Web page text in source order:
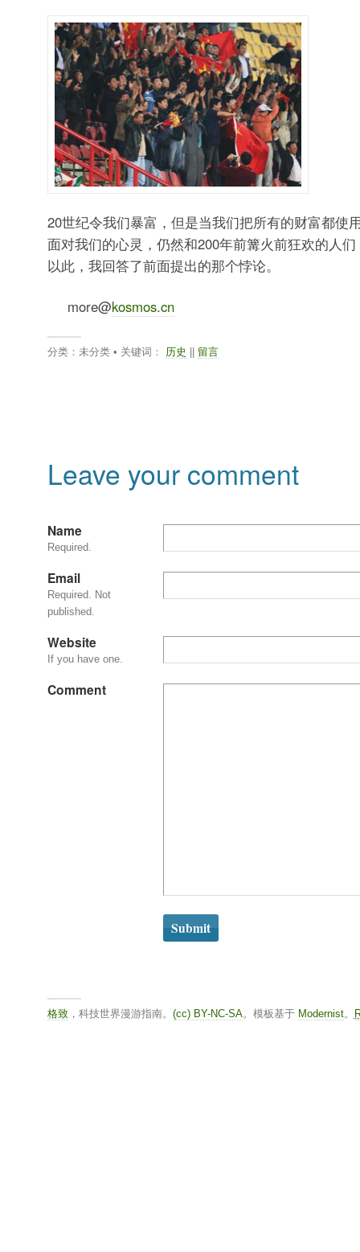
20世纪令我们暴富，但是当我们把所有的财富都使
面对我们的心灵，仍然和200年前篝火前狂欢的人
以此，我回答了前面提出的那个悖论。
more@kosmos.cn
分类：未分类 • 关键词： 历史 留言
Leave your comment
Name
Required.
Email
Required. Not
published.
Website
If you have one.
Comment
格致，科技世界漫游指南。 (cc) BY-NC-SA。模板基于 Modernist。